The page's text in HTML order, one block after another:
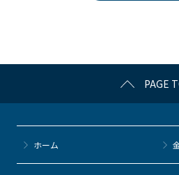
k
PAGE
ホーム